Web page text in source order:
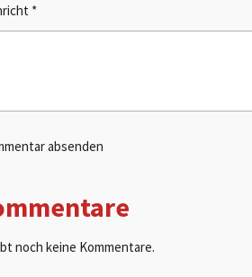
*
absenden
noch keine Kommentare.